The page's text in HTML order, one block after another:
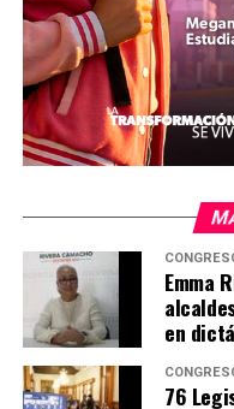
Me gusta esto:
Relacionado
Emma
en
76